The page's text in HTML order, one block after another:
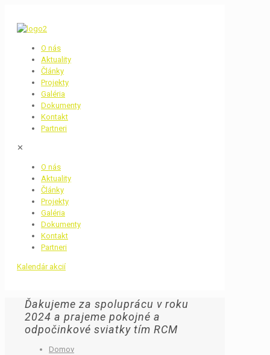
O nás
Aktuality
Články
Projekty
Galéria
Dokumenty
Kontakt
Partneri
✕
O nás
Aktuality
Články
Projekty
Galéria
Dokumenty
Kontakt
Partneri
Kalendár akcií
Ďakujeme za spoluprácu v roku
2024 a prajeme pokojné a
odpočinkové sviatky tím RCM
Domov